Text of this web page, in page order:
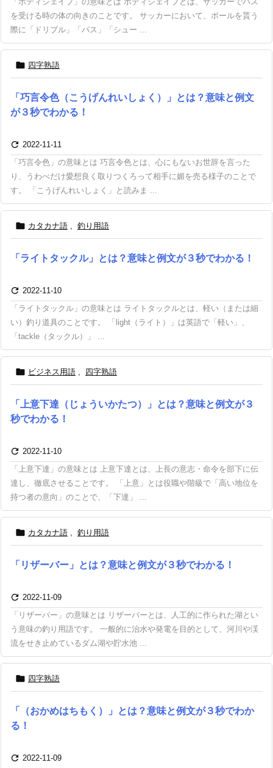
を受ける時の体の向きのことです。 サッカーにおいて、ボールを貰う
際に「ドリブル」「パス」「シュー ...
 四字熟語
「巧言令色（こうげんれいしょく）」とは？意味と例文
が３秒でわかる！
 2022-11-11
「巧言令色」の意味とは 巧言令色とは、心にもないお世辞を言った
り、うわべだけ愛想良く取りつくろって相手に媚を売る様子のことで
す。 「こうげんれいしょく」と読みま ...
 カタカナ語 , 釣り用語
「ライトタックル」とは？意味と例文が３秒でわかる！
 2022-11-10
「ライトタックル」の意味とは ライトタックルとは、軽い（または細
い）釣り道具のことです。 「light（ライト）」は英語で「軽い」、
「tackle（タックル）」 ...
 ビジネス用語 , 四字熟語
「上意下達（じょういかたつ）」とは？意味と例文が３
秒でわかる！
 2022-11-10
「上意下達」の意味とは 上意下達とは、上長の意志・命令を部下に伝
達し、徹底させることです。 「上意」とは役職や階級で「高い地位を
持つ者の意向」のことで、「下達」 ...
 カタカナ語 , 釣り用語
「リザーバー」とは？意味と例文が３秒でわかる！
 2022-11-09
「リザーバー」の意味とは リザーバーとは、人工的に作られた湖とい
う意味の釣り用語です。 一般的に治水や発電を目的として、河川や渓
流をせき止めているダム湖や貯水池 ...
 四字熟語
「（おかめはちもく）」とは？意味と例文が３秒でわか
る！
 2022-11-09